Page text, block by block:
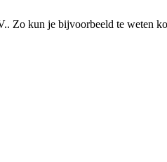
Zo kun je bijvoorbeeld te weten